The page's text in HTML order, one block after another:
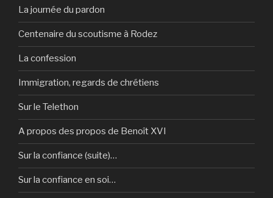
La journée du pardon
Centenaire du scoutisme à Rodez
La confession
Immigration, regards de chrétiens
Sur le Telethon
A propos des propos de Benoît XVI
Sur la confiance (suite)…
Sur la confiance en soi…